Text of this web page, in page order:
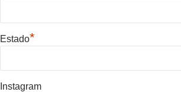
Estado*
Instagram